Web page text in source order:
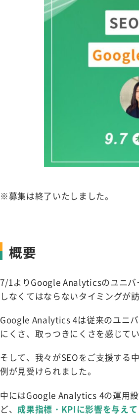
※募集は終了いたしました。
概要
7/1よりGoogle Analyticsのユニバ
しなくてはならないタイミングが
Google Analytics 4は従来のユニ
にくさ、取っつきにくさを感じて
そして、我々がSEOをご支援する
例が見受けられました。
中にはGoogle Analytics 4の運用
ど、 成果指標・KPIに影響を与え